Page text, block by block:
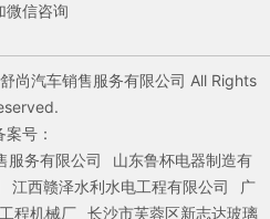
微信咨询
汽车销售服务有限公司 All Rights
案号：
服务有限公司
山东鲁杯电器制造有
江西赣泽水利水电工程有限公司
广
程机械厂 长沙市芙蓉区新志达玻璃